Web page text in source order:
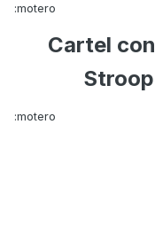
:motero
Cartel
:motero